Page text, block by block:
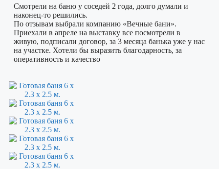
Смотрели на баню у соседей 2 года, долго думали и
наконец-то решились.
По отзывам выбрали компанию «Вечные бани».
Приехали в апреле на выставку все посмотрели в
живую, подписали договор, за 3 месяца банька уже у нас
на участке. Хотели бы выразить благодарность, за
оперативность и качество